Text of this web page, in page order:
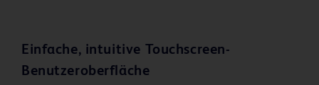
Einfache, intuitive Touchscreen-
Benutzeroberfläche